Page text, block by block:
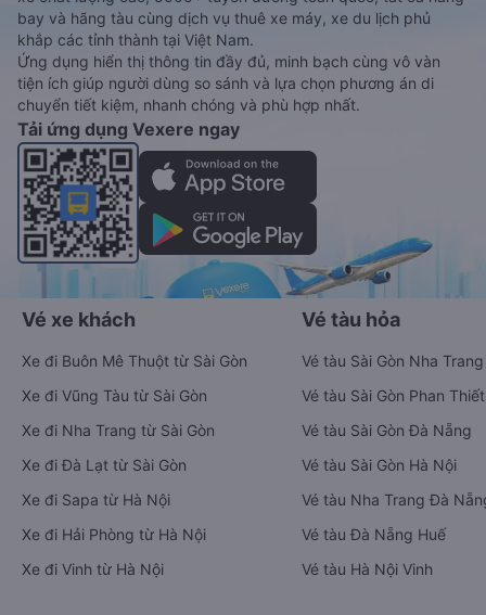
bay và hãng tàu cùng dịch vụ thuê xe máy, xe du lịch phủ
khắp các tỉnh thành tại Việt Nam.
Ứng dụng hiển thị thông tin đầy đủ, minh bạch cùng vô vàn
tiện ích giúp người dùng so sánh và lựa chọn phương án di
chuyển tiết kiệm, nhanh chóng và phù hợp nhất.
Tải ứng dụng Vexere ngay
Vé xe khách
Xe đi Buôn Mê Thuột từ Sài Gòn
Xe đi Vũng Tàu từ Sài Gòn
Xe đi Nha Trang từ Sài Gòn
Xe đi Đà Lạt từ Sài Gòn
Xe đi Sapa từ Hà Nội
Xe đi Hải Phòng từ Hà Nội
Xe đi Vinh từ Hà Nội
Vé tàu hỏa
Vé tàu Sài Gòn Nha Trang
Vé tàu Sài Gòn Phan Thiết
Vé tàu Sài Gòn Đà Nẵng
Vé tàu Sài Gòn Hà Nội
Vé tàu Nha Trang Đà
Vé tàu Đà Nẵng Huế
Vé tàu Hà Nội Vinh